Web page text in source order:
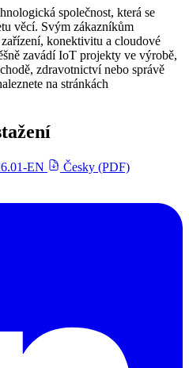
společnost, která se
věcí. Svým zákazníkům
konektivitu a cloudové
zavádí IoT projekty ve výrobě,
zdravotnictví nebo správě
na stránkách
EN
Česky (PDF)